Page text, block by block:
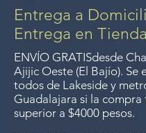
Entrega a
Entrega en Tienda
ENVÍO GRATISdesde
Ajijic Oeste (El Bajío). Se
todos de Lakeside y
Guadalajara si la compra
superior a $4000 pesos.